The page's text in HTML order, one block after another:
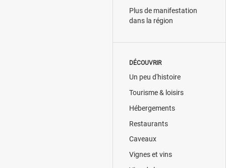
Plus de manifestation
dans la région
DÉCOUVRIR
Un peu d'histoire
Tourisme & loisirs
Hébergements
Restaurants
Caveaux
Vignes et vins